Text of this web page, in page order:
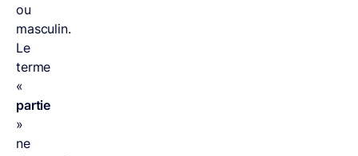
ou
masculin.
Le
terme
«
partie
»
ne